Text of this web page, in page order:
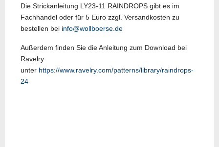
Die Strickanleitung LY23-11 RAINDROPS gibt es im
Fachhandel oder für 5 Euro zzgl. Versandkosten zu
bestellen bei info@wollboerse.de
Außerdem finden Sie die Anleitung zum Download bei
Ravelry
unter https://www.ravelry.com/patterns/library/raindrops-
24